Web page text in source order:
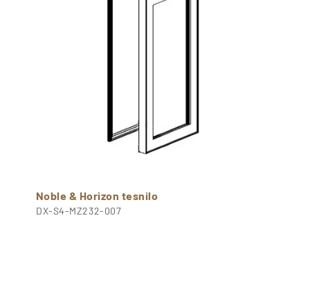
Noble & Horizon tesnilo
DX-S4-MZ232-007